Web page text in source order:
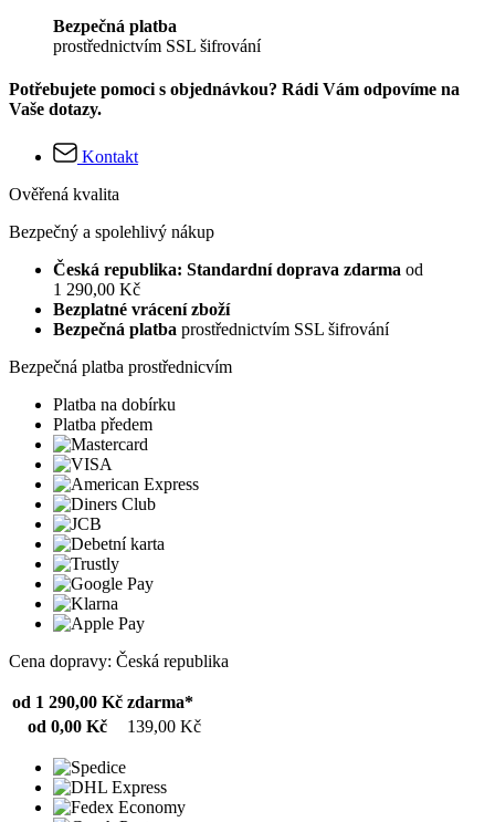
Bezpečná platba
prostřednictvím SSL šifrování
Potřebujete pomoci s objednávkou? Rádi Vám odpovíme na
Vaše dotazy.
Kontakt
Ověřená kvalita
Bezpečný a spolehlivý nákup
Česká republika: Standardní doprava zdarma od
1 290,00 Kč
Bezplatné vrácení zboží
Bezpečná platba prostřednictvím SSL šifrování
Bezpečná platba prostřednicvím
Platba na dobírku
Platba předem
Cena dopravy: Česká republika
od 1 290,00 Kč zdarma*
od 0,00 Kč
139,00 Kč